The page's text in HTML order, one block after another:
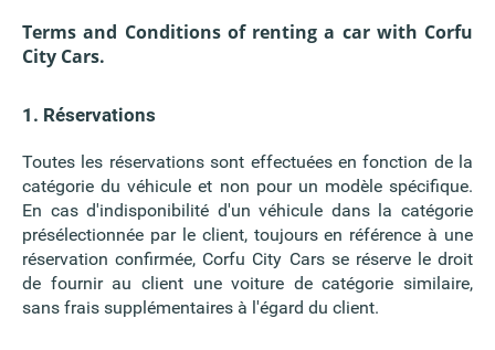
AGIOS MATTHEOS
TERMES
Terms and Conditions of renting a car with Corfu
City Cars.
1. Réservations
Toutes les réservations sont effectuées en fonction de la
catégorie du véhicule et non pour un modèle spécifique.
En cas d'indisponibilité d'un véhicule dans la catégorie
présélectionnée par le client, toujours en référence à une
réservation confirmée, Corfu City Cars se réserve le droit
de fournir au client une voiture de catégorie similaire,
sans frais supplémentaires à l'égard du client.